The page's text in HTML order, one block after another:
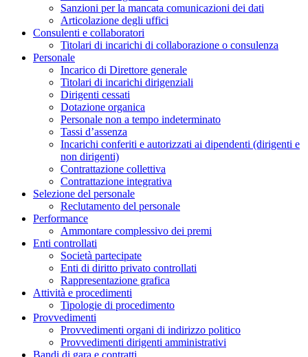
Sanzioni per la mancata comunicazioni dei dati
Articolazione degli uffici
Consulenti e collaboratori
Titolari di incarichi di collaborazione o consulenza
Personale
Incarico di Direttore generale
Titolari di incarichi dirigenziali
Dirigenti cessati
Dotazione organica
Personale non a tempo indeterminato
Tassi d’assenza
Incarichi conferiti e autorizzati ai dipendenti (dirigenti e
non dirigenti)
Contrattazione collettiva
Contrattazione integrativa
Selezione del personale
Reclutamento del personale
Performance
Ammontare complessivo dei premi
Enti controllati
Società partecipate
Enti di diritto privato controllati
Rappresentazione grafica
Attività e procedimenti
Tipologie di procedimento
Provvedimenti
Provvedimenti organi di indirizzo politico
Provvedimenti dirigenti amministrativi